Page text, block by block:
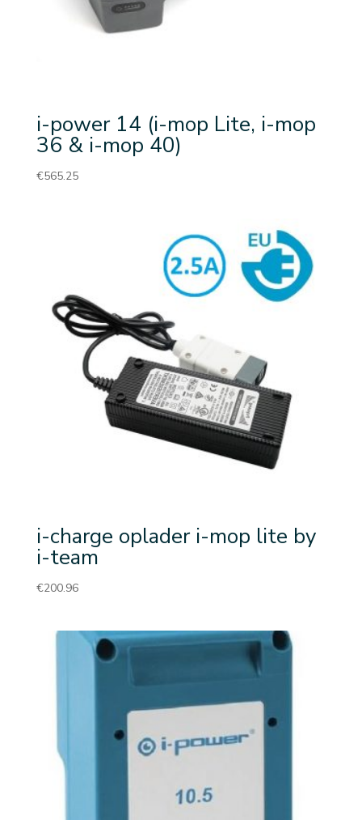
i-power 14 (i-mop Lite, i-mop
36 & i-mop 40)
€565.25
i-charge oplader i-mop lite by
i-team
€200.96